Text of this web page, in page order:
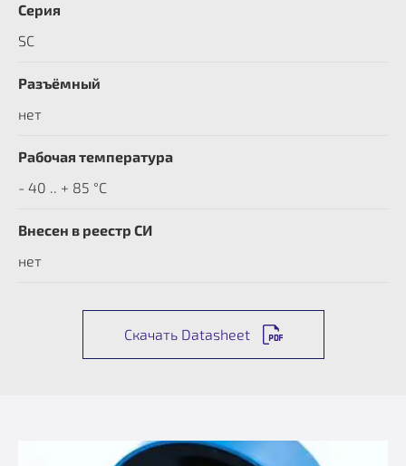
Серия
SC
Разъёмный
нет
Рабочая температура
- 40 .. + 85 °C
Внесен в реестр СИ
нет
Скачать Datasheet